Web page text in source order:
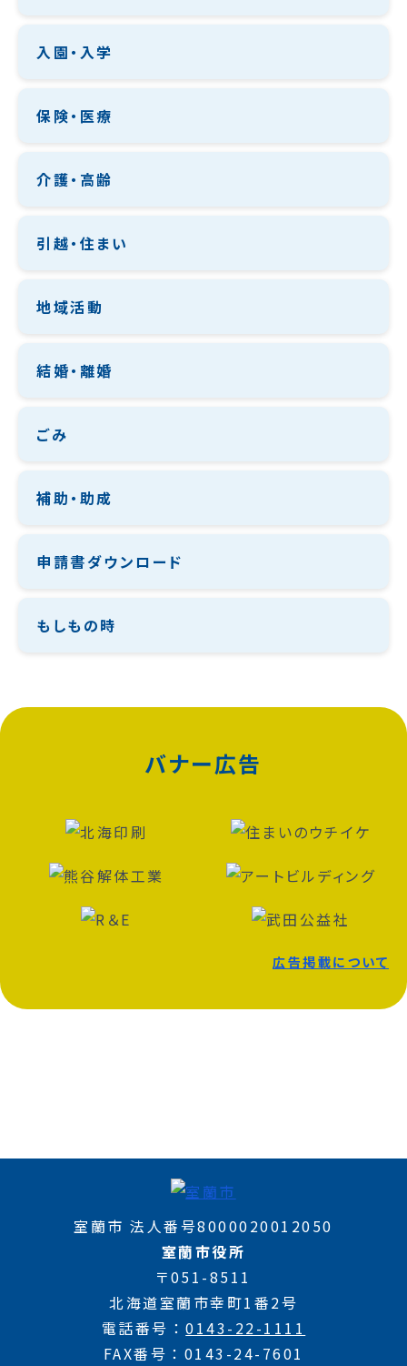
入園・入学
保険・医療
介護・高齢
引越・住まい
地域活動
結婚・離婚
ごみ
補助・助成
申請書ダウンロード
もしもの時
バナー広告
広告掲載について
室蘭市 法人番号8000020012050
室蘭市役所
〒051-8511
北海道室蘭市幸町1番2号
電話番号
0143-22-1111
FAX番号
0143-24-7601